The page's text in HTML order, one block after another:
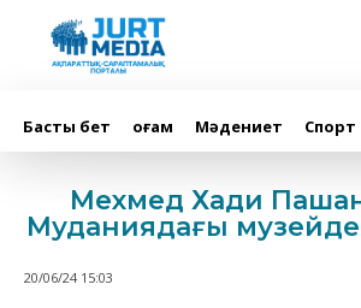
Басты бет Қоғам Мәдениет Спорт
Мехмед Хади
Муданиядағы музейде
20/06/24 15:03